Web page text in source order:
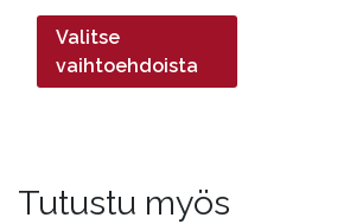
3,49€
34,90€
Valitse
vaihtoehdoista
Tutustu myös